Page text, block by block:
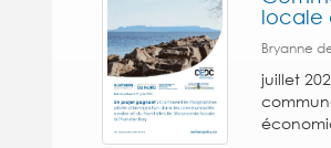
locale
Bryanne
juillet